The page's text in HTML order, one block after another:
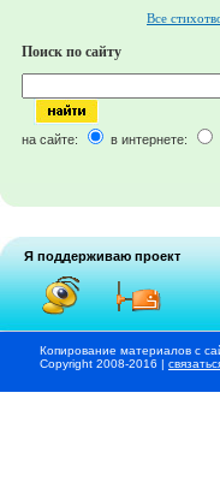
Все
Поиск по сайту
на сайте: в интернете:
Я поддерживаю проект
Копирование материалов с
Copyright 2008-2016 |